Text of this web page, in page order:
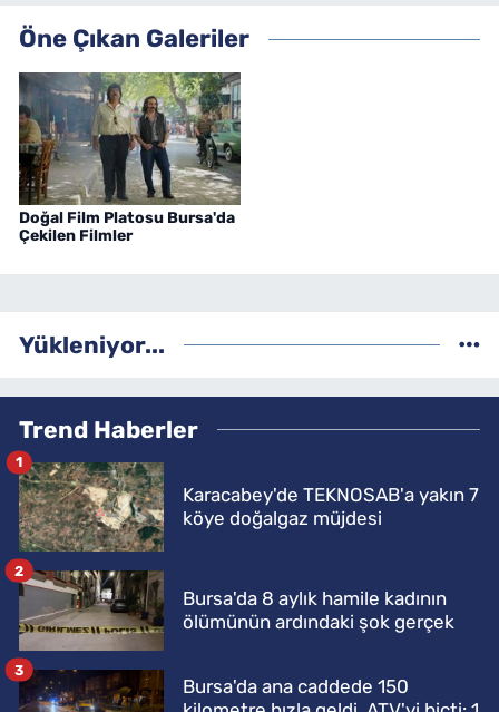
Öne Çıkan Galeriler
Doğal Film Platosu Bursa'da
Çekilen Filmler
Yükleniyor...
Trend Haberler
Karacabey'de TEKNOSAB'a yakın 7
köye doğalgaz müjdesi
1
Bursa'da 8 aylık hamile kadının
ölümünün ardındaki şok gerçek
2
Bursa'da ana caddede 150
3